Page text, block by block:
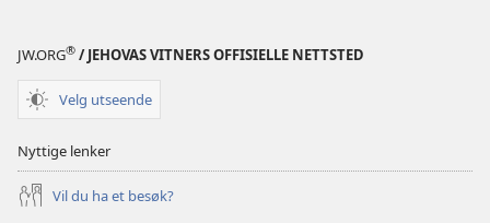
JW.ORG® / JEHOVAS VITNERS OFFISIELLE NETTSTED
Velg utseende
Nyttige lenker
Vil du ha et besøk?